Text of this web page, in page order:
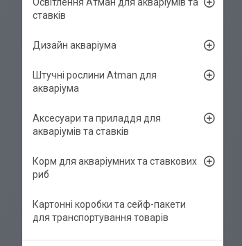
ставків
Дизайн акваріума
Штучні рослини Atman для
акваріума
Аксесуари та приладдя для
акваріумів та ставків
Корм для акваріумних та ставкових
риб
Картонні коробки та сейф-пакети
для транспортування товарів